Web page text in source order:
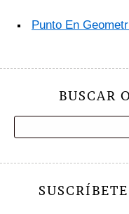
Punto En
BUSCAR